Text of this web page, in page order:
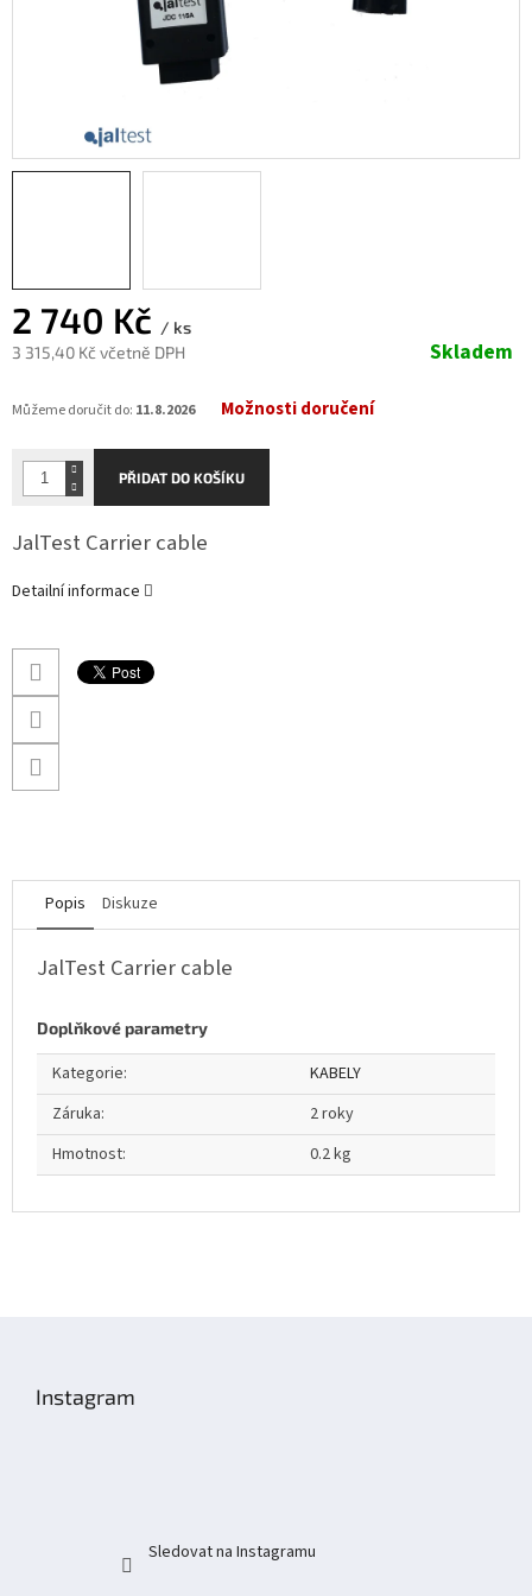
2 740 Kč / ks
3 315,40 Kč včetně DPH
cena:
Skladem
Můžeme doručit do: 11.8.2026 Možnosti doručení
PŘIDAT DO KOŠÍKU
JalTest Carrier cable
Detailní informace
Popis Diskuze
JalTest Carrier cable
Doplňkové parametry
Kategorie:
KABELY
Záruka:
2 roky
Hmotnost: 0.2 kg
Instagram
Sledovat na Instagramu